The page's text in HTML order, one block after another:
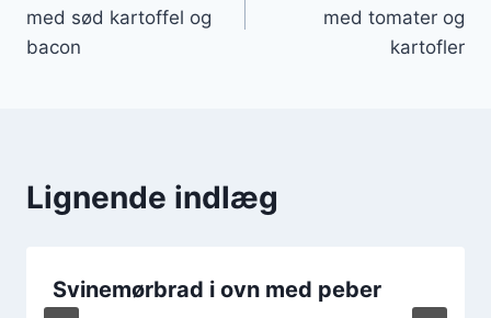
med sød kartoffel og
bacon
med tomater og
kartofler
Lignende indlæg
Svinemørbrad i ovn med peber